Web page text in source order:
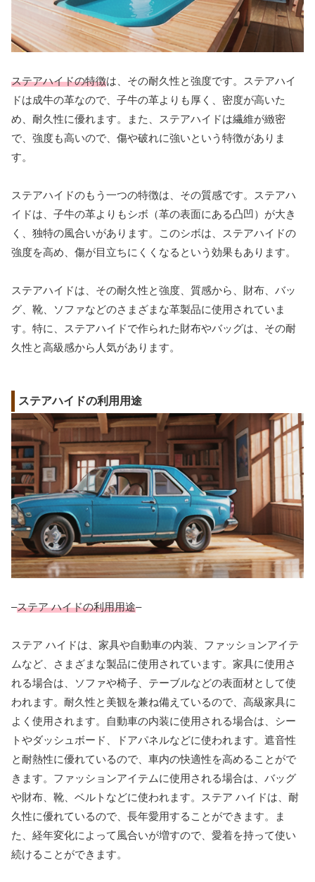
ステアハイドの特徴は、その耐久性と強度です。ステアハイ
ドは成牛の革なので、子牛の革よりも厚く、密度が高いた
め、耐久性に優れます。また、ステアハイドは繊維が緻密
で、強度も高いので、傷や破れに強いという特徴がありま
す。
ステアハイドのもう一つの特徴は、その質感です。ステアハ
イドは、子牛の革よりもシボ（革の表面にある凸凹）が大き
く、独特の風合いがあります。このシボは、ステアハイドの
強度を高め、傷が目立ちにくくなるという効果もあります。
ステアハイドは、その耐久性と強度、質感から、財布、バッ
グ、靴、ソファなどのさまざまな革製品に使用されていま
す。特に、ステアハイドで作られた財布やバッグは、その耐
久性と高級感から人気があります。
ステアハイドの利用用途
–ステア ハイドの利用用途–
ステア ハイドは、家具や自動車の内装、ファッションアイテ
ムなど、さまざまな製品に使用されています。家具に使用さ
れる場合は、ソファや椅子、テーブルなどの表面材として使
われます。耐久性と美観を兼ね備えているので、高級家具に
よく使用されます。自動車の内装に使用される場合は、シー
トやダッシュボード、ドアパネルなどに使われます。遮音性
と耐熱性に優れているので、車内の快適性を高めることがで
きます。ファッションアイテムに使用される場合は、バッグ
や財布、靴、ベルトなどに使われます。ステア ハイドは、耐
久性に優れているので、長年愛用することができます。ま
た、経年変化によって風合いが増すので、愛着を持って使い
続けることができます。